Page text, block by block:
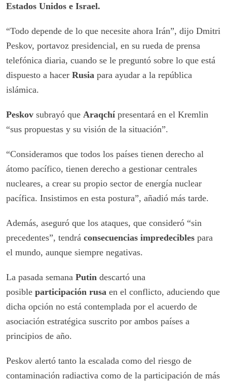
Estados Unidos e Israel.
“Todo depende de lo que necesite ahora Irán”, dijo Dmitri
Peskov, portavoz presidencial, en su rueda de prensa
telefónica diaria, cuando se le preguntó sobre lo que está
dispuesto a hacer Rusia para ayudar a la república
islámica.
Peskov subrayó que Araqchí presentará en el Kremlin
“sus propuestas y su visión de la situación”.
“Consideramos que todos los países tienen derecho al
átomo pacífico, tienen derecho a gestionar centrales
nucleares, a crear su propio sector de energía nuclear
pacífica. Insistimos en esta postura”, añadió más tarde.
Además, aseguró que los ataques, que consideró “sin
precedentes”, tendrá consecuencias impredecibles para
el mundo, aunque siempre negativas.
La pasada semana Putin descartó una
posible participación rusa en el conflicto, aduciendo que
dicha opción no está contemplada por el acuerdo de
asociación estratégica suscrito por ambos países a
principios de año.
Peskov alertó tanto la escalada como del riesgo de
contaminación radiactiva como de la participación de más